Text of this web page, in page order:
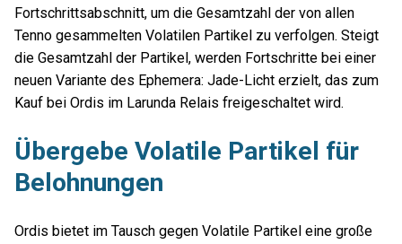
Fortschrittsabschnitt, um die Gesamtzahl der von allen
Tenno gesammelten Volatilen Partikel zu verfolgen. Steigt
die Gesamtzahl der Partikel, werden Fortschritte bei einer
neuen Variante des Ephemera: Jade-Licht erzielt, das zum
Kauf bei Ordis im Larunda Relais freigeschaltet wird.
Übergebe Volatile Partikel für
Belohnungen
Ordis bietet im Tausch gegen Volatile Partikel eine große